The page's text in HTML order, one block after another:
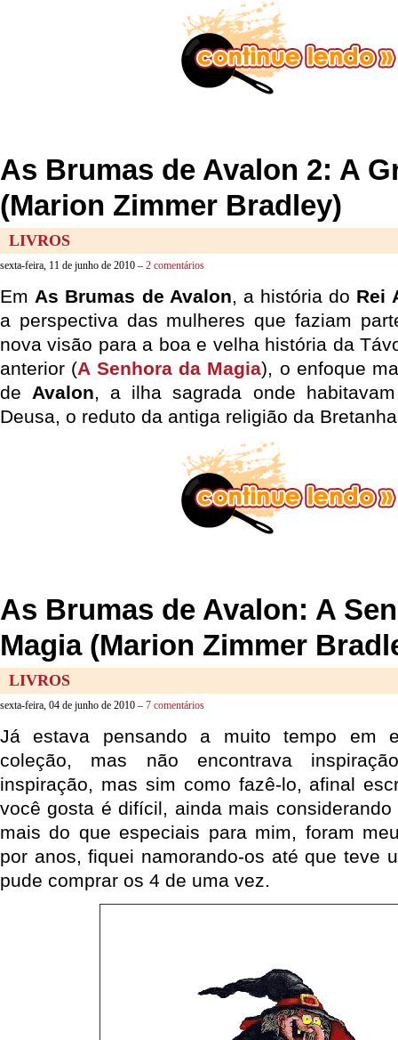
As Brumas de Avalon 2: A
(Marion Zimmer Bradley)
LIVROS
sexta-feira, 11 de junho de 2010 – 2 comentários
Em As Brumas de Avalon, a história do Rei
a perspectiva das mulheres que faziam
nova visão para a boa e velha história da
anterior (A Senhora da Magia), o enfoque
de Avalon, a ilha sagrada onde
Deusa, o reduto da antiga religião da
As Brumas de Avalon: A
Magia (Marion Zimmer
LIVROS
sexta-feira, 04 de junho de 2010 – 7 comentários
Já estava pensando a muito tempo em
coleção, mas não encontrava
inspiração, mas sim como fazê-lo, afinal
você gosta é difícil, ainda mais
mais do que especiais para mim, foram
por anos, fiquei namorando-os até que teve
pude comprar os 4 de uma vez.